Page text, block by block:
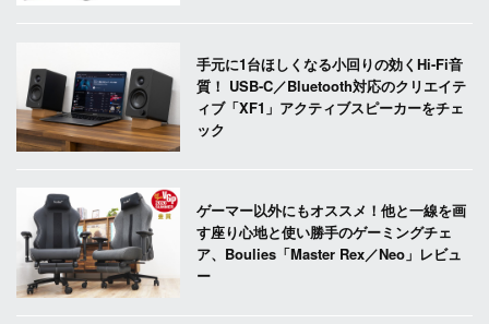
手元に1台ほしくなる小回りの効くHi-Fi音
質！ USB-C／Bluetooth対応のクリエイテ
ィブ「XF1」アクティブスピーカーをチェ
ック
ゲーマー以外にもオススメ！他と一線を画
す座り心地と使い勝手のゲーミングチェ
ア、Boulies「Master Rex／Neo」レビュ
ー